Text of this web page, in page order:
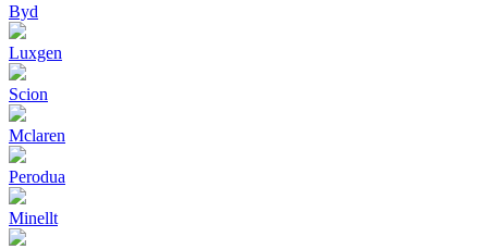
Byd
Luxgen
Scion
Mclaren
Perodua
Minellt